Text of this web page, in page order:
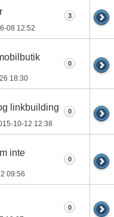
08 12:52
3
18:30
0
linkbuilding
10-12 12:38
0
inte
09:56
0
0